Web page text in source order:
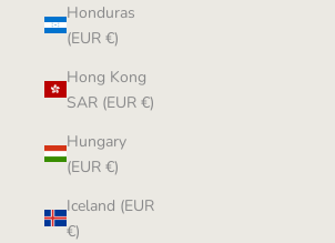
Honduras
(EUR €)
Hong Kong
SAR (EUR €)
Hungary
(EUR €)
Iceland (EUR
€)